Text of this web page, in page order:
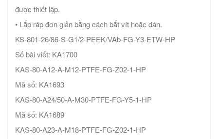
được thiết lập.
• Lắp ráp đơn giản bằng cách bắt vít hoặc dán.
KS-801-26/86-S-G1/2-PEEK/VAb-FG-Y3-ETW-HP
Số bài viết: KA1700
KAS-80-A12-A-M12-PTFE-FG-Z02-1-HP
Mã số: KA1693
KAS-80-A24/50-A-M30-PTFE-FG-Y5-1-HP
Mã số: KA1689
KAS-80-A23-A-M18-PTFE-FG-Z02-1-HP